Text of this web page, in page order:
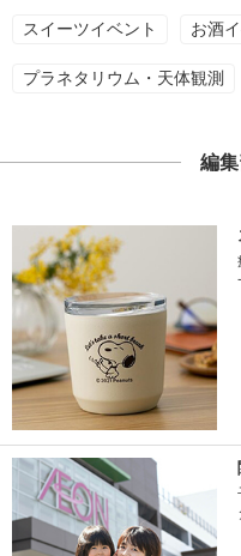
スイーツイベント お酒
プラネタリウム・天体観測
編